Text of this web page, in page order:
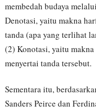
membedah budaya
Denotasi, yaitu makna
tanda (apa yang terlihat
(2) Konotasi, yaitu
menyertai tanda tersebut.
Sementara itu,
Sanders Peirce dan